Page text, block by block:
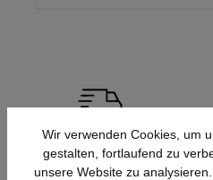
Schnelle Lieferung
Bundesweit
Wir verwenden Cookies, um
gestalten, fortlaufend zu
unsere Website zu